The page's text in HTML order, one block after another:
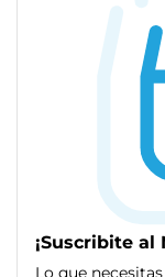
¡Suscribite al
Lo que